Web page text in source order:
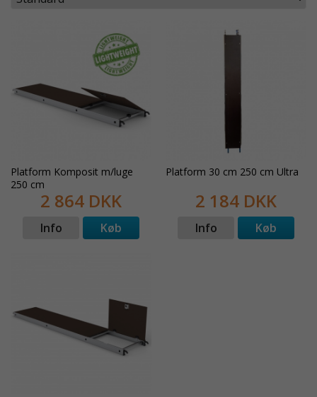
Platform Komposit m/luge
250 cm
2 864 DKK
Info Køb
Platform 30 cm 250 cm Ultra
2 184 DKK
Info Køb